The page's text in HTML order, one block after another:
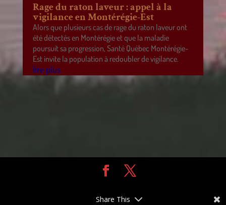
Rage du raton laveur : appel à la
vigilance en Montérégie-Est
Alors que plusieurs cas de rage du raton laveur ont
été détectés en Montérégie et que la maladie
poursuit sa progression, Santé Québec Montérégie-
Est invite la population à redoubler de vigilance.
lire plus
WordPress
Share This